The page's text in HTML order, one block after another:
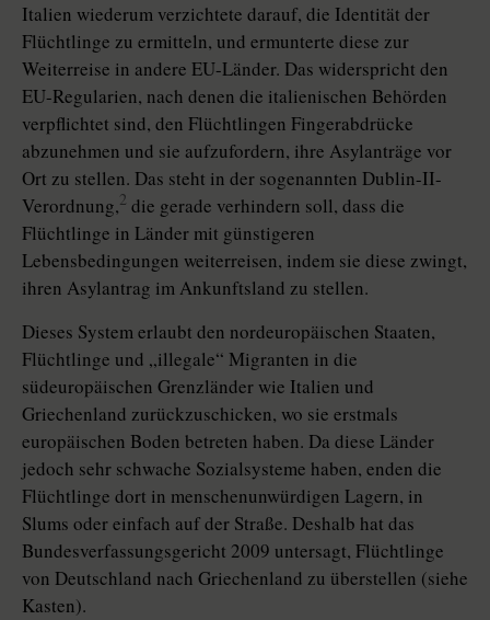
Italien wiederum verzichtete darauf, die Identität der
Flüchtlinge zu ermitteln, und ermunterte diese zur
Weiterreise in andere EU-Länder. Das widerspricht den
EU-Regularien, nach denen die italienischen Behörden
verpflichtet sind, den Flüchtlingen Fingerabdrücke
abzunehmen und sie aufzufordern, ihre Asylanträge vor
Ort zu stellen. Das steht in der sogenannten Dublin-II-
Verordnung,2 die gerade verhindern soll, dass die
Flüchtlinge in Länder mit günstigeren
Lebensbedingungen weiterreisen, indem sie diese zwingt,
ihren Asylantrag im Ankunftsland zu stellen.
Dieses System erlaubt den nordeuropäischen Staaten,
Flüchtlinge und „illegale“ Migranten in die
südeuropäischen Grenzländer wie Italien und
Griechenland zurückzuschicken, wo sie erstmals
europäischen Boden betreten haben. Da diese Länder
jedoch sehr schwache Sozialsysteme haben, enden die
Flüchtlinge dort in menschenunwürdigen Lagern, in
Slums oder einfach auf der Straße. Deshalb hat das
Bundesverfassungsgericht 2009 untersagt, Flüchtlinge
von Deutschland nach Griechenland zu überstellen (siehe
Kasten).